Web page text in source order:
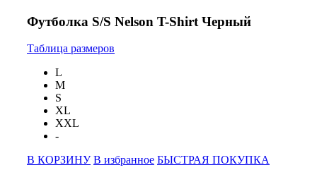
Футболка S/S Nelson T-Shirt Черный
Таблица размеров
L
M
S
XL
XXL
-
В КОРЗИНУ В избранное БЫСТРАЯ ПОКУПКА